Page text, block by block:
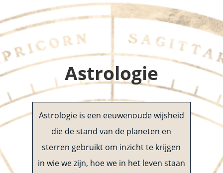
Astrologie
Astrologie is een eeuwenoude wijsheid
die de stand van de planeten en
sterren gebruikt om inzicht te krijgen
in wie we zijn, hoe we in het leven staan